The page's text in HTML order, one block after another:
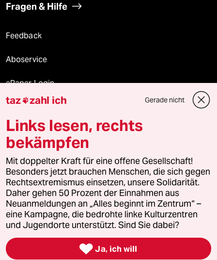
Fragen & Hilfe
Feedback
Aboservice
ePaper Login
Downloads für Abonnierende
© 2026 taz Verlags und Vertriebs GmbH
Alle Rechte vorbehalten. Bei rechtlichen Fragen oder für Genehmigungen
wenden Sie sich bitte an
lizenzen@taz.de
Feedback Redaktionsstatut Kommune-Richtlinien
Leitlinie Informant Datenschutz Impressum AGB
Seitenwende Einwilligungen widerrufen (Ads)
taz zahl ich Gerade nicht
Links lesen, rechts
bekämpfen
Mit doppelter Kraft für eine offene Gesellschaft!
Besonders jetzt brauchen Menschen, die sich gegen
Rechtsextremismus einsetzen, unsere Solidarität.
Daher gehen 50 Prozent der Einnahmen aus
Neuanmeldungen an „Alles beginnt im Zentrum“ –
eine Kampagne, die bedrohte linke Kulturzentren
und Jugendorte unterstützt. Sind Sie dabei?
 Ja, ich will